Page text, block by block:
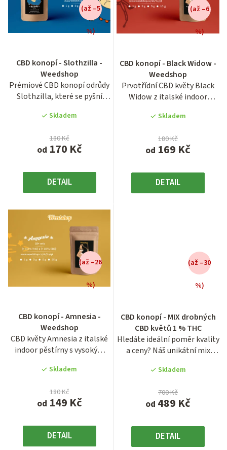
r
k
CBD konopí - Slothzilla -
Weedshop
Prémiové CBD konopí odrůdy
Slothzilla, které se pyšní
Skladem
od 170 Kč
180 Kč
(až –5
%)
DETAIL
CBD konopí - Black Widow -
Weedshop
Prvotřídní CBD květy Black
Widow z italské indoor
Skladem
od 169 Kč
180 Kč
(až –6
%)
DETAIL
produktu
je
5,0
z
hvězdiček.
CBD konopí - Amnesia -
Weedshop
CBD květy Amnesia z italské
indoor pěstírny s vysokým
Skladem
od 149 Kč
180 Kč
(až –26
%)
DETAIL
CBD konopí - MIX drobných
CBD květů 1 % THC
Hledáte ideální poměr kvality
a ceny? Náš unikátní mix
Skladem
od 489 Kč
700 Kč
(až –30
%)
DETAIL